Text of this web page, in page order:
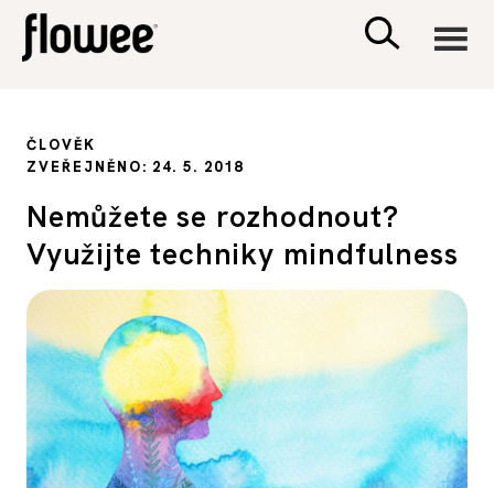
PSYCHOLOGIE
RODINA A DĚTI
SEX A VZTAHY
PORADNA
ČLOVĚK
ZVEŘEJNĚNO: 24. 5. 2018
Nemůžete se rozhodnout?
Využijte techniky mindfulness